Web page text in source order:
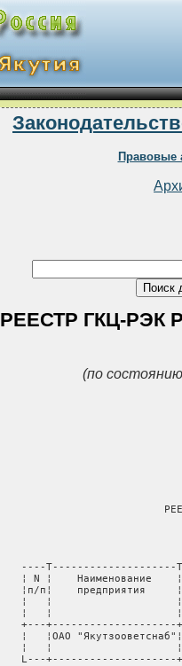
Правовые
РЕЕСТР ГКЦ-РЭК
(по
----
¦ N ¦    Наименование
¦п/п¦    предприятия
¦   ¦
¦   ¦
+---
¦   ¦ОАО
¦   ¦
L---